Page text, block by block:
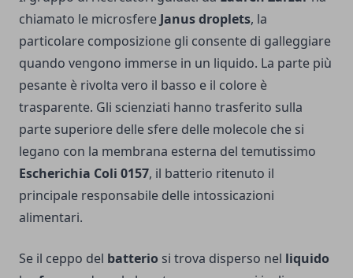
chiamato le microsfere Janus droplets, la
particolare composizione gli consente di galleggiare
quando vengono immerse in un liquido. La parte più
pesante è rivolta vero il basso e il colore è
trasparente. Gli scienziati hanno trasferito sulla
parte superiore delle sfere delle molecole che si
legano con la membrana esterna del temutissimo
Escherichia Coli 0157, il batterio ritenuto il
principale responsabile delle intossicazioni
alimentari.
Se il ceppo del batterio si trova disperso nel liquido